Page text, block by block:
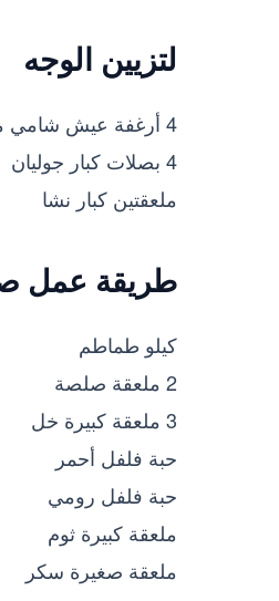
لتزيين الوجه
4 أرغفة عيش شامي مقطع
4 بصلات كبار جوليان
ملعقتين كبار نشا
طريقة عمل
كيلو طماطم
2 ملعقة صلصة
3 ملعقة كبيرة خل
حبة فلفل أحمر
حبة فلفل رومي
ملعقة كبيرة ثوم
ملعقة صغيرة سكر